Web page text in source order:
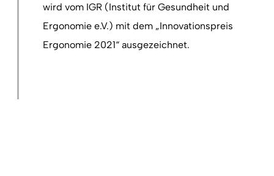
wird vom IGR (Institut für Gesundheit und
Ergonomie e.V.) mit dem „Innovationspreis
Ergonomie 2021“ ausgezeichnet.